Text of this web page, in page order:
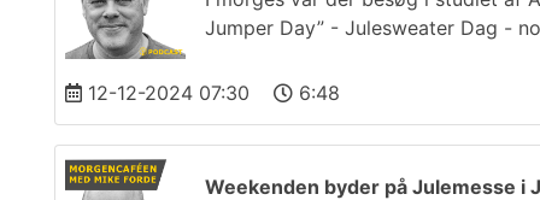
Jumper Day” - Julesweater Dag -
12-12-2024 07:30 6:48
Weekenden byder på Julemesse i